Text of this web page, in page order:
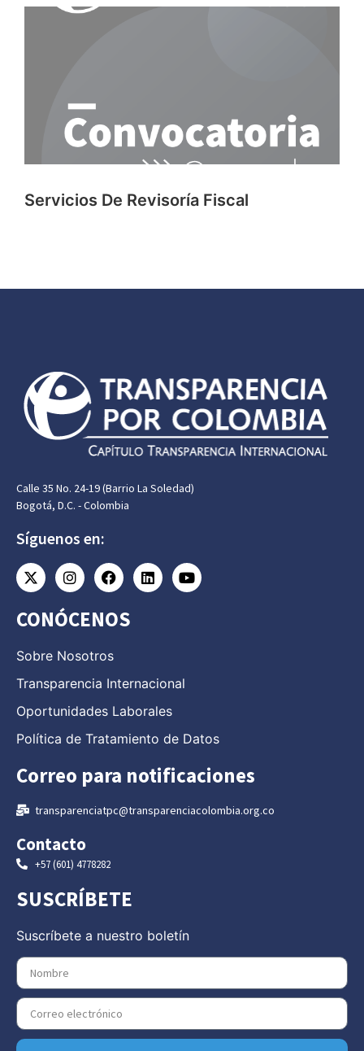
Servicios De Revisoría Fiscal
Calle 35 No. 24-19 (Barrio La Soledad)
Bogotá, D.C. - Colombia
Síguenos en:
CONÓCENOS
Sobre Nosotros
Transparencia Internacional
Oportunidades Laborales
Política de Tratamiento de Datos
Correo para notificaciones
transparenciatpc@transparenciacolombia.org.co
Contacto
+57 (601) 4778282
SUSCRÍBETE
Suscríbete a nuestro boletín